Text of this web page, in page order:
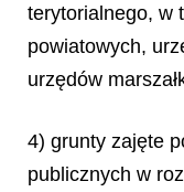
terytorialnego, w
powiatowych,
urzędów
4) grunty zajęte
publicznych w